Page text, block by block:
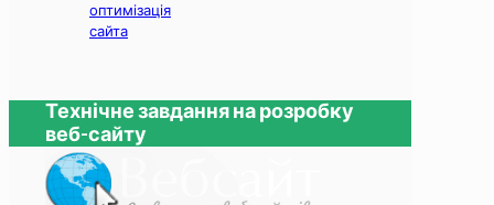
оптимізація
сайта
Технічне завдання на розробку
веб-сайту